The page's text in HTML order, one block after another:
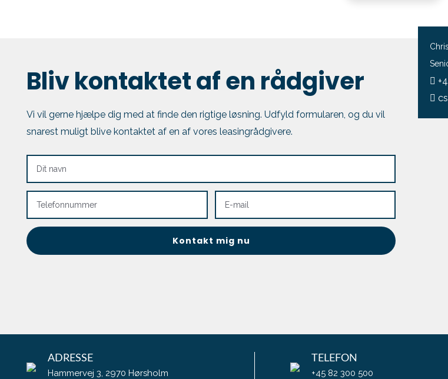
Bliv kontaktet af en rådgiver
Vi vil gerne hjælpe dig med at finde den rigtige løsning. Udfyld formularen, og du vil
snarest muligt blive kontaktet af en af vores leasingrådgivere.
ADRESSE
Hammervej 3, 2970 Hørsholm
TELEFON
+45 82 300 500